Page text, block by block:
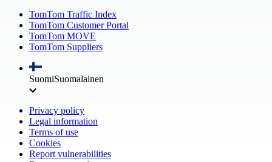
TomTom Traffic Index
TomTom Customer Portal
TomTom MOVE
TomTom Suppliers
SuomiSuomalainen
Privacy policy
Legal information
Terms of use
Cookies
Report vulnerabilities